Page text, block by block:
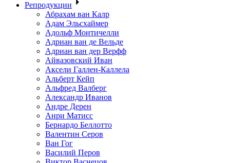
Репродукции
Абрахам ван Калр
Адам Эльсхаймер
Адольф Монтичелли
Адриан ван де Вельде
Адриан ван дер Верфф
Айвазовский Иван
Аксели Галлен-Каллела
Альберт Кейп
Альфред Валберг
Александр Иванов
Андре Дерен
Анри Матисс
Бернардо Беллотто
Валентин Серов
Ван Гог
Василий Перов